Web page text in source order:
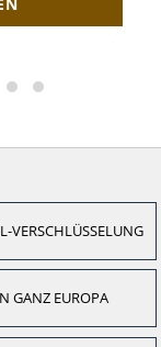
VERSCHLÜSSELUNG
GANZ EUROPA